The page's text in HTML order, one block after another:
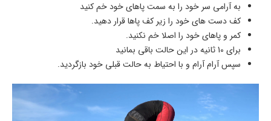
به آرامی سر خود را به سمت پاهای خود خم کنید
کف دست های خود را زیر کف پاها قرار دهید.
کمر و پاهای خود را اصلا خم نکنید.
برای 10 ثانیه در این حالت باقی بمانید
سپس آرام آرام و با احتیاط به حالت قبلی خود بازگردید.